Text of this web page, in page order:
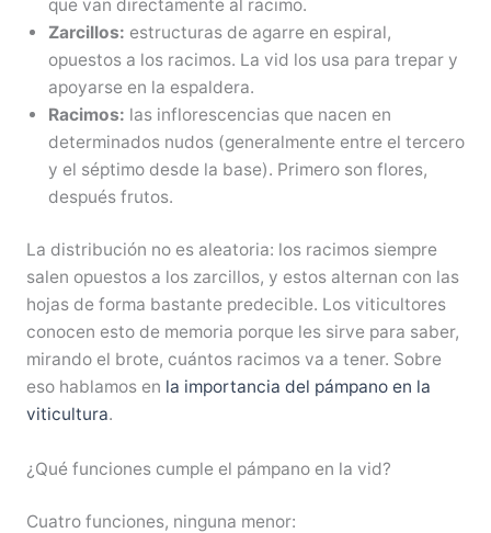
que van directamente al racimo.
Zarcillos: estructuras de agarre en espiral,
opuestos a los racimos. La vid los usa para trepar y
apoyarse en la espaldera.
Racimos: las inflorescencias que nacen en
determinados nudos (generalmente entre el tercero
y el séptimo desde la base). Primero son flores,
después frutos.
La distribución no es aleatoria: los racimos siempre
salen opuestos a los zarcillos, y estos alternan con las
hojas de forma bastante predecible. Los viticultores
conocen esto de memoria porque les sirve para saber,
mirando el brote, cuántos racimos va a tener. Sobre
eso hablamos en la importancia del pámpano en la
viticultura.
¿Qué funciones cumple el pámpano en la vid?
Cuatro funciones, ninguna menor: